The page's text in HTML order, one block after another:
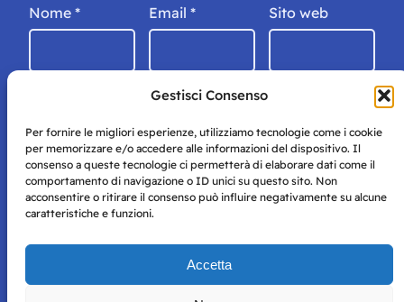
Gestisci Consenso
Per fornire le migliori esperienze, utilizziamo tecnologie come i cookie
per memorizzare e/o accedere alle informazioni del dispositivo. Il
consenso a queste tecnologie ci permetterà di elaborare dati come il
comportamento di navigazione o ID unici su questo sito. Non
acconsentire o ritirare il consenso può influire negativamente su alcune
caratteristiche e funzioni.
Accetta
Nome * Email * Sito web
Storie di Napoli è una testata registrata presso il tribunale di